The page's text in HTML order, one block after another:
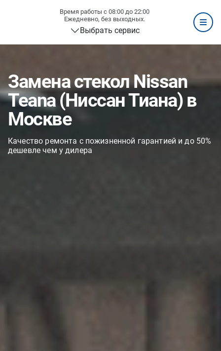
Время работы с 08:00 до 22:00
Ежедневно, без выходных.
Выбрать сервис
Замена стекол Nissan
Teana (Ниссан Тиана) в
Москве
Качество ремонта с пожизненной гарантией и до 50%
дешевле чем у дилера